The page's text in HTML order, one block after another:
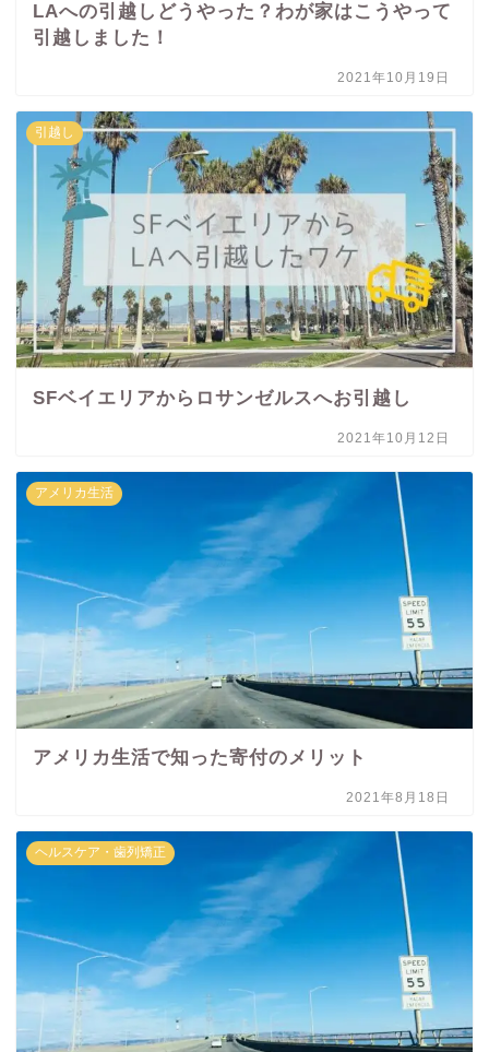
LAへの引越しどうやった？わが家はこうやって
引越しました！
2021年10月19日
引越し
SFベイエリアからロサンゼルスへお引越し
2021年10月12日
アメリカ生活
アメリカ生活で知った寄付のメリット
2021年8月18日
ヘルスケア・歯列矯正